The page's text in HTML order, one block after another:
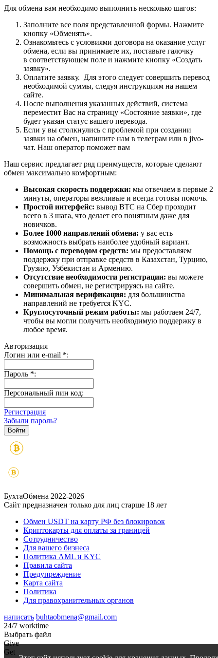
Для обмена вам необходимо выполнить несколько шагов:
Заполните все поля представленной формы. Нажмите
кнопку «Обменять».
Ознакомьтесь с условиями договора на оказание услуг
обмена, если вы принимаете их, поставьте галочку
в соответствующем поле и нажмите кнопку «Создать
заявку».
Оплатите заявку. Для этого следует совершить перевод
необходимой суммы, следуя инструкциям на нашем
сайте.
После выполнения указанных действий, система
переместит Вас на страницу «Состояние заявки», где
будет указан статус вашего перевода.
Если у вы столкнулись с проблемой при создании
заявки на обмен, напишите нам в телеграм или в jivo-
чат. Наш оператор поможет вам
Наш сервис предлагает ряд преимуществ, которые сделают
обмен максимально комфортным:
Высокая скорость поддержки: мы отвечаем в первые 2
минуты, операторы вежливые и всегда готовы помочь.
Простой интерфейс: вывод BTC на Сбер проходит
всего в 3 шага, что делает его понятным даже для
новичков.
Более 1000 направлений обмена: у вас есть
возможность выбрать наиболее удобный вариант.
Помощь с переводом средств: мы предоставляем
поддержку при отправке средств в Казахстан, Турцию,
Грузию, Узбекистан и Армению.
Отсутствие необходимости регистрации: вы можете
совершить обмен, не регистрируясь на сайте.
Минимальная верификация: для большинства
направлений не требуется KYC.
Круглосуточный режим работы: мы работаем 24/7,
чтобы вы могли получить необходимую поддержку в
любое время.
Авторизация
Логин или e-mail *:
Пароль *:
Персональный пин код:
Регистрация
Забыли пароль?
БухтаОбмена 2022-2026
Сайт предназначен только для лиц старше 18 лет
Обмен USDT на карту РФ без блокировок
Криптокарты для оплаты за границей
Сотрудничество
Для вашего бизнеса
Политика AML и KYC
Правила сайта
Предупреждение
Карта сайта
Политика
Для правохранительных органов
написать buhtaobmena@gmail.com
24/7 worktime
Выбрать файл
Give
Get